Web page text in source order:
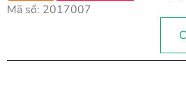
Mã số: 2017007